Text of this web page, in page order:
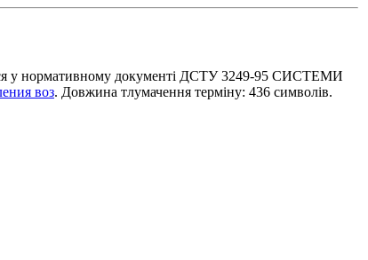
у нормативному документі ДСТУ 3249-95 СИСТЕМИ
воз. Довжина тлумачення терміну: 436 символів.